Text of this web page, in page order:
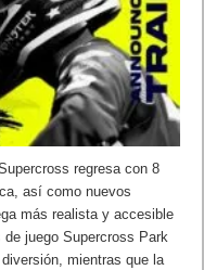
regresa con 8
así como nuevos
más realista y accesible
juego Supercross Park
mientras que la